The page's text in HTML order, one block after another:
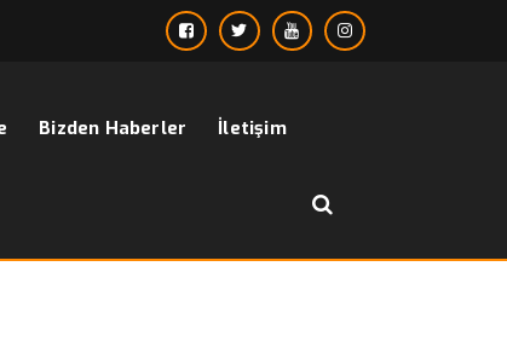
Bizden Haberler İletişim